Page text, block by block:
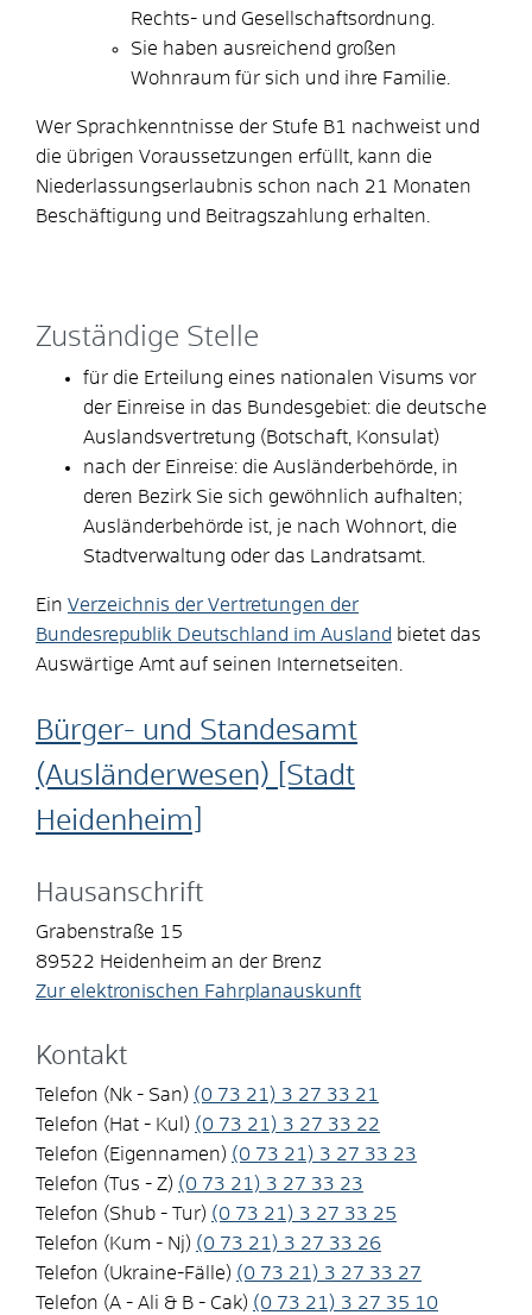
Rechts- und Gesellschaftsordnung.
Sie haben ausreichend großen
Wohnraum für sich und ihre Familie.
Wer Sprachkenntnisse der Stufe B1 nachweist und
die übrigen Voraussetzungen erfüllt, kann die
Niederlassungserlaubnis schon nach 21 Monaten
Beschäftigung und Beitragszahlung erhalten.
Zuständige Stelle
für die Erteilung eines nationalen Visums vor
der Einreise in das Bundesgebiet: die deutsche
Auslandsvertretung (Botschaft, Konsulat)
nach der Einreise: die Ausländerbehörde, in
deren Bezirk Sie sich gewöhnlich aufhalten;
Ausländerbehörde ist, je nach Wohnort, die
Stadtverwaltung oder das Landratsamt.
Ein Verzeichnis der Vertretungen der
Bundesrepublik Deutschland im Ausland bietet das
Auswärtige Amt auf seinen Internetseiten.
Bürger- und Standesamt
(Ausländerwesen) [Stadt
Heidenheim]
Hausanschrift
Grabenstraße 15
89522 Heidenheim an der Brenz
Zur elektronischen Fahrplanauskunft
Kontakt
Telefon (Nk - San) (0 73 21) 3 27 33 21
Telefon (Hat - Kul) (0 73 21) 3 27 33 22
Telefon (Eigennamen) (0 73 21) 3 27 33 23
Telefon (Tus - Z) (0 73 21) 3 27 33 23
Telefon (Shub - Tur) (0 73 21) 3 27 33 25
Telefon (Kum - Nj) (0 73 21) 3 27 33 26
Telefon (Ukraine-Fälle) (0 73 21) 3 27 33 27
Telefon (A - Ali & B - Cak) (0 73 21) 3 27 35 10